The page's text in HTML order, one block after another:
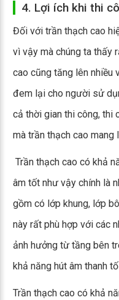
4. Lợi ích khi thi
Đối với trần thạch cao
vì vậy mà chúng ta thấy
cao cũng tăng lên nhiều
đem lại cho người sử
cả thời gian thi công, thi
mà trần thạch cao mang
Trần thạch cao có khả
âm tốt như vậy chính là
gồm có lớp khung, lớp
này rất phù hợp với các
ảnh hưởng từ tầng bên
khả năng hút âm thanh
Trần thạch cao có khả